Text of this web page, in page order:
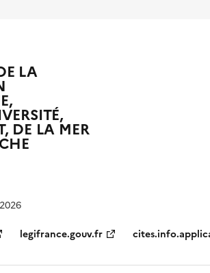
LA
DE LA MER
legifrance.gouv.fr